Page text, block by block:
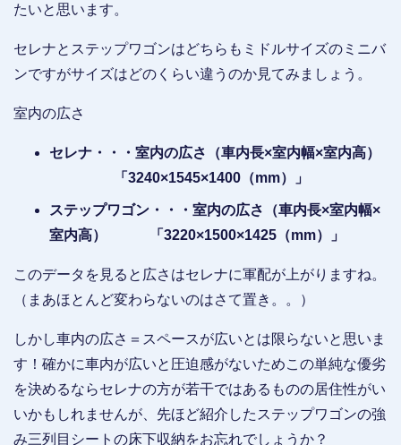
たいと思います。
セレナとステップワゴンはどちらもミドルサイズのミニバ
ンですがサイズはどのくらい違うのか見てみましょう。
室内の広さ
セレナ・・・室内の広さ（車内長×室内幅×室内高）
「3240×1545×1400（mm）」
ステップワゴン・・・室内の広さ（車内長×室内幅×
室内高） 「3220×1500×1425（mm）」
このデータを見ると広さはセレナに軍配が上がりますね。
（まあほとんど変わらないのはさて置き。。）
しかし車内の広さ＝スペースが広いとは限らないと思いま
す！確かに車内が広いと圧迫感がないためこの単純な優劣
を決めるならセレナの方が若干ではあるものの居住性がい
いかもしれませんが、先ほど紹介したステップワゴンの強
み三列目シートの床下収納をお忘れでしょうか？